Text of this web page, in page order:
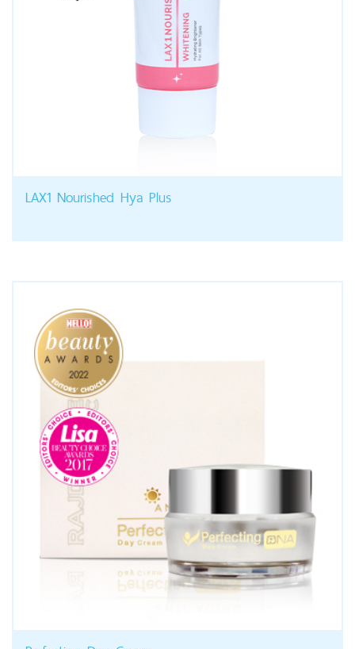
LAX1 Nourished Hya Plus